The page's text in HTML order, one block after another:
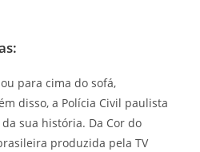
para cima do sofá,
disso, a Polícia Civil paulista
sua história. Da Cor do
produzida pela TV